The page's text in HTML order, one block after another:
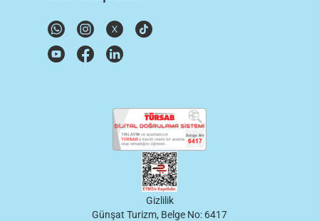
Gizlilik
Günşat Turizm, Belge No: 6417